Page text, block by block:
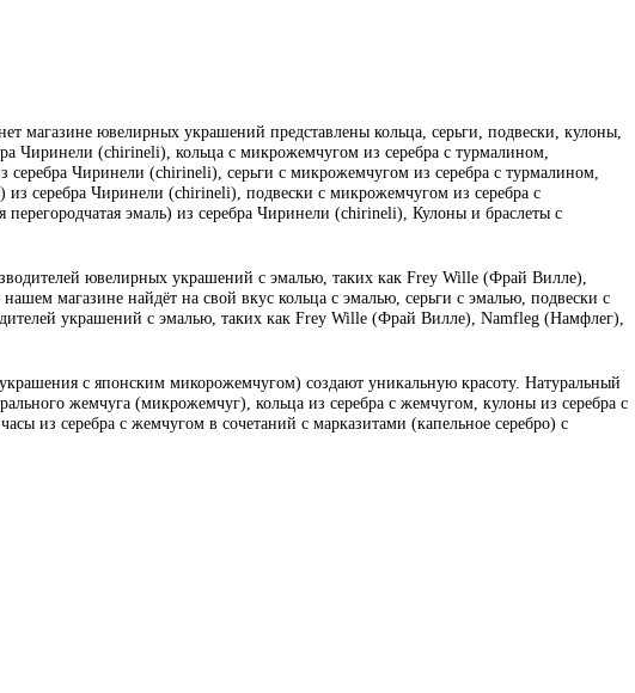
ювелирных украшений представлены кольца, серьги, подвески, кулоны,
Чиринели (chirineli), кольца с микрожемчугом из серебра с турмалином,
серебра Чиринели (chirineli), серьги с микрожемчугом из серебра с турмалином,
из серебра Чиринели (chirineli), подвески с микрожемчугом из серебра с
эмаль) из серебра Чиринели (chirineli), Кулоны и браслеты с
ювелирных украшений с эмалью, таких как Frey Wille (Фрай Вилле),
магазине найдёт на свой вкус кольца с эмалью, серьги с эмалью, подвески с
украшений с эмалью, таких как Frey Wille (Фрай Вилле), Namfleg (Намфлег),
с японским микорожемчугом) создают уникальную красоту. Натуральный
жемчуга (микрожемчуг), кольца из серебра с жемчугом, кулоны из серебра с
из серебра с жемчугом в сочетаний с марказитами (капельное серебро) с